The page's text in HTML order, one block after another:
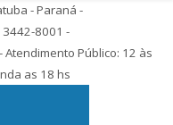
- Paraná -
8001 -
- Atendimento Público: 12 às
as 18 hs